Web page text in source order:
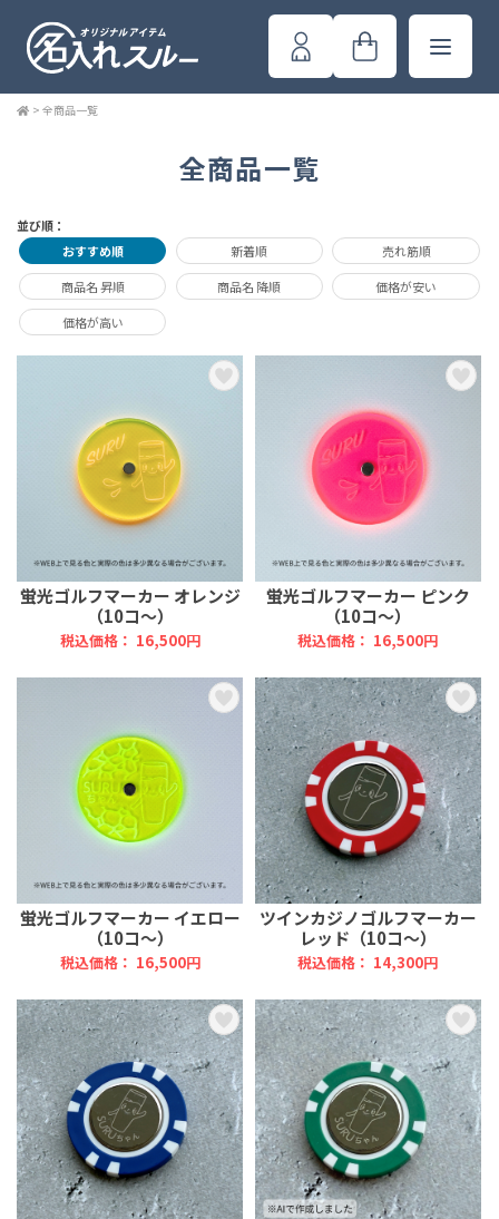
> 全商品一覧
全商品一覧
並び順：
おすすめ順
新着順 売れ筋順
商品名 昇順 商品名 降順 価格が安い
価格が高い
蛍光ゴルフマーカー オレンジ
（10コ～）
税込価格： 16,500円
蛍光ゴルフマーカー ピンク
（10コ～）
税込価格： 16,500円
蛍光ゴルフマーカー イエロー
（10コ～）
税込価格： 16,500円
ツインカジノゴルフマーカー
レッド（10コ～）
税込価格： 14,300円